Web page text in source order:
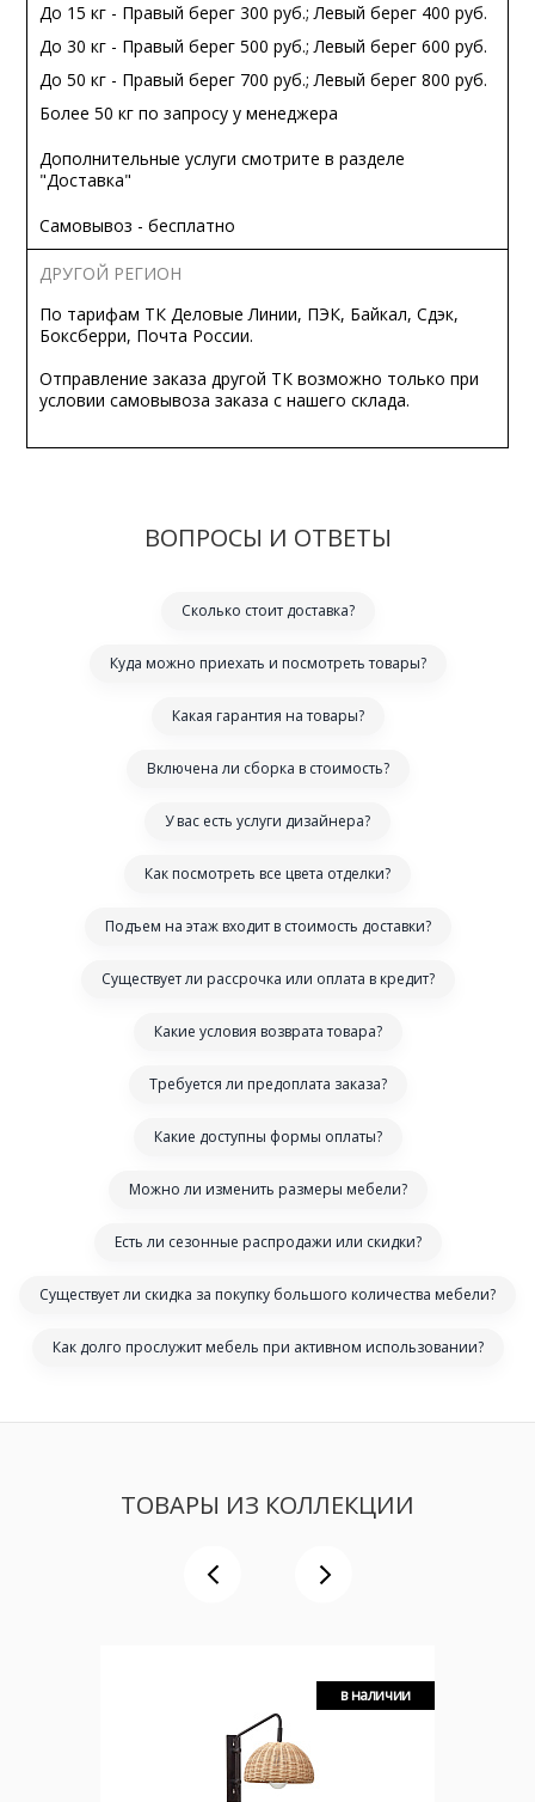
До 15 кг - Правый берег 300 руб.; Левый берег 400 руб.
До 30 кг - Правый берег 500 руб.; Левый берег 600 руб.
До 50 кг - Правый берег 700 руб.; Левый берег 800 руб.
Более 50 кг по запросу у менеджера
Дополнительные услуги смотрите в разделе
"Доставка"
Самовывоз - бесплатно
ДРУГОЙ РЕГИОН
По тарифам ТК Деловые Линии, ПЭК, Байкал, Сдэк,
Боксберри, Почта России.
Отправление заказа другой ТК возможно только при
условии самовывоза заказа с нашего склада.
ВОПРОСЫ И ОТВЕТЫ
Сколько стоит доставка?
Куда можно приехать и посмотреть товары?
Какая гарантия на товары?
Включена ли сборка в стоимость?
У вас есть услуги дизайнера?
Как посмотреть все цвета отделки?
Подъем на этаж входит в стоимость доставки?
Существует ли рассрочка или оплата в кредит?
Какие условия возврата товара?
Требуется ли предоплата заказа?
Какие доступны формы оплаты?
Можно ли изменить размеры мебели?
Есть ли сезонные распродажи или скидки?
Существует ли скидка за покупку большого количества мебели?
Как долго прослужит мебель при активном использовании?
ТОВАРЫ ИЗ КОЛЛЕКЦИИ
в наличии